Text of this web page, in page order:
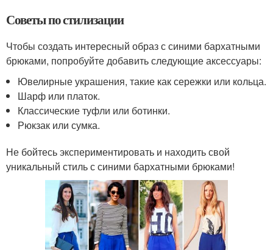
Советы по стилизации
Чтобы создать интересный образ с синими бархатными
брюками, попробуйте добавить следующие аксессуары:
Ювелирные украшения, такие как сережки или кольца.
Шарф или платок.
Классические туфли или ботинки.
Рюкзак или сумка.
Не бойтесь экспериментировать и находить свой
уникальный стиль с синими бархатными брюками!